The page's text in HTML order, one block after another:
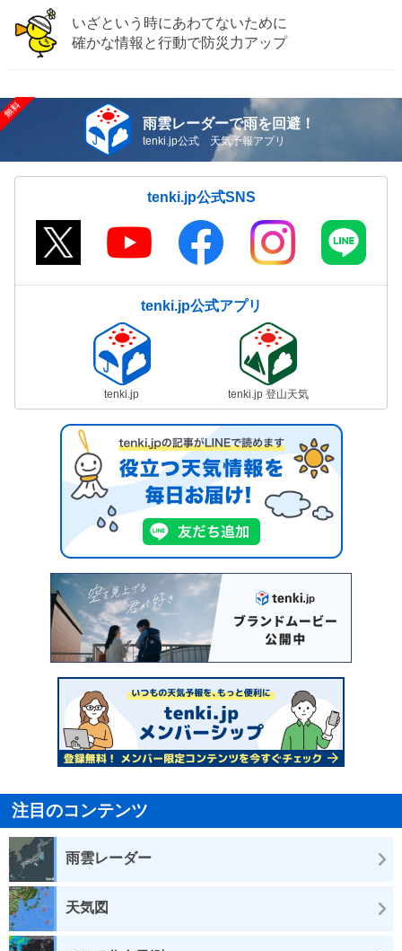
いざという時にあわてないために
確かな情報と行動で防災力アップ
雨雲レーダーで雨を回避！
tenki.jp公式 天気予報アプリ
tenki.jp公式SNS
tenki.jp公式アプリ
tenki.jp tenki.jp 登山天気
注目のコンテンツ
雨雲レーダー
天気図